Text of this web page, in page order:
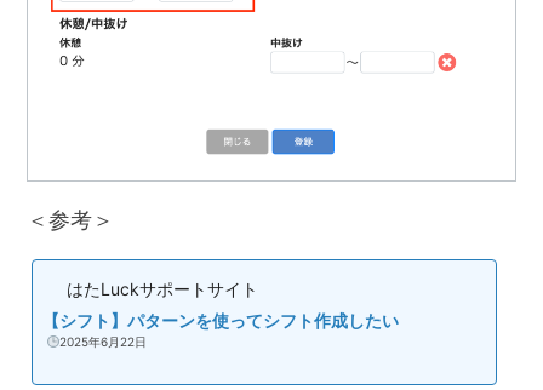
＜参考＞
はたLuckサポートサイト
【シフト】パターンを使ってシフト作成したい
2025年6月22日